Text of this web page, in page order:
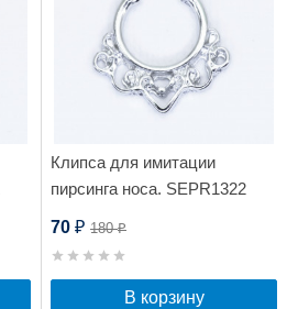
Клипса для имитации
пирсинга носа. SEPR1322
70 ₽ 180₽
В корзину